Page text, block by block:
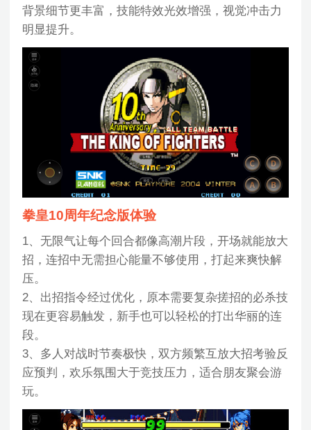
背景细节更丰富，技能特效光效增强，视觉冲击力
明显提升。
拳皇10周年纪念版体验
1、无限气让每个回合都像高潮片段，开场就能放大
招，连招中无需担心能量不够使用，打起来爽快解
压。
2、出招指令经过优化，原本需要复杂搓招的必杀技
现在更容易触发，新手也可以轻松的打出华丽的连
段。
3、多人对战时节奏极快，双方频繁互放大招考验反
应预判，欢乐氛围大于竞技压力，适合朋友聚会游
玩。